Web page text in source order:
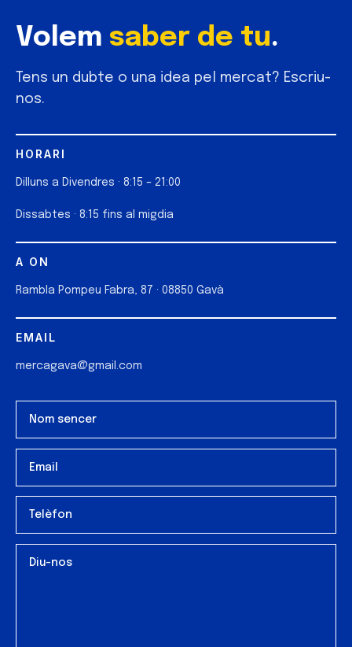
Volem saber de tu.
Tens un dubte o una idea pel mercat? Escriu-
nos.
HORARI
Dilluns a Divendres · 8:15 – 21:00
Dissabtes · 8:15 fins al migdia
A ON
Rambla Pompeu Fabra, 87 · 08850 Gavà
EMAIL
mercagava@gmail.com